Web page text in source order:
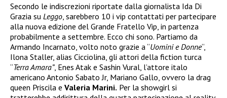
Secondo le indiscrezioni riportate dalla giornalista Ida Di
Grazia su Leggo , sarebbero 10 i vip contattati per partecipare
alla nuova edizione del Grande Fratello Vip, in partenza
probabilmente a settembre. Ecco chi sono. Partiamo da
Armando Incarnato, volto noto grazie a “Uomini e Donne“,
Ilona Staller, alias Cicciolina, gli attori della fiction turca
“Terra Amara”, Enes Atak e Sashin Vural, l’attore italo
americano Antonio Sabato Jr, Mariano Gallo, ovvero la drag
queen Priscila e Valeria Marini. Per la showgirl si